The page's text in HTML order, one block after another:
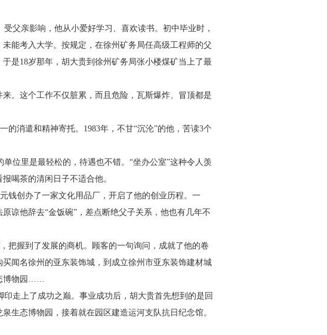
受父亲影响，他从小爱好学习、喜欢读书。初中毕业时，
能考入大学。按规定， 在徐州矿务局任高级工程师的父
于是18岁那年，胡大贵到徐州矿务局张小楼煤矿当上了最
来。这个工作不仅脏累，而且危险，瓦斯爆炸、冒顶都是
的消遣和精神寄托。1983年，不甘“沉沦”的他，苦读3个
单位里是最轻松的，待遇也不错。“坐办公室”这种令人羡
喝茶的清闲日子不适合他。
钱创办了一家文化用品厂，开启了他的创 业历程。一
谅他辞去“金饭碗”，差点断绝父子关系，他也有几年不
把握到了发展的商机。顾客的一句询问， 成就了他的卷
闻名徐州的亚东装饰城， 到成立徐州市亚东装饰建材城
博物园……
印走上了成功之巅。事业成功后，胡大贵首先想到的是回
生态博物园，接着就在园 区建造运河支队抗日纪念馆。